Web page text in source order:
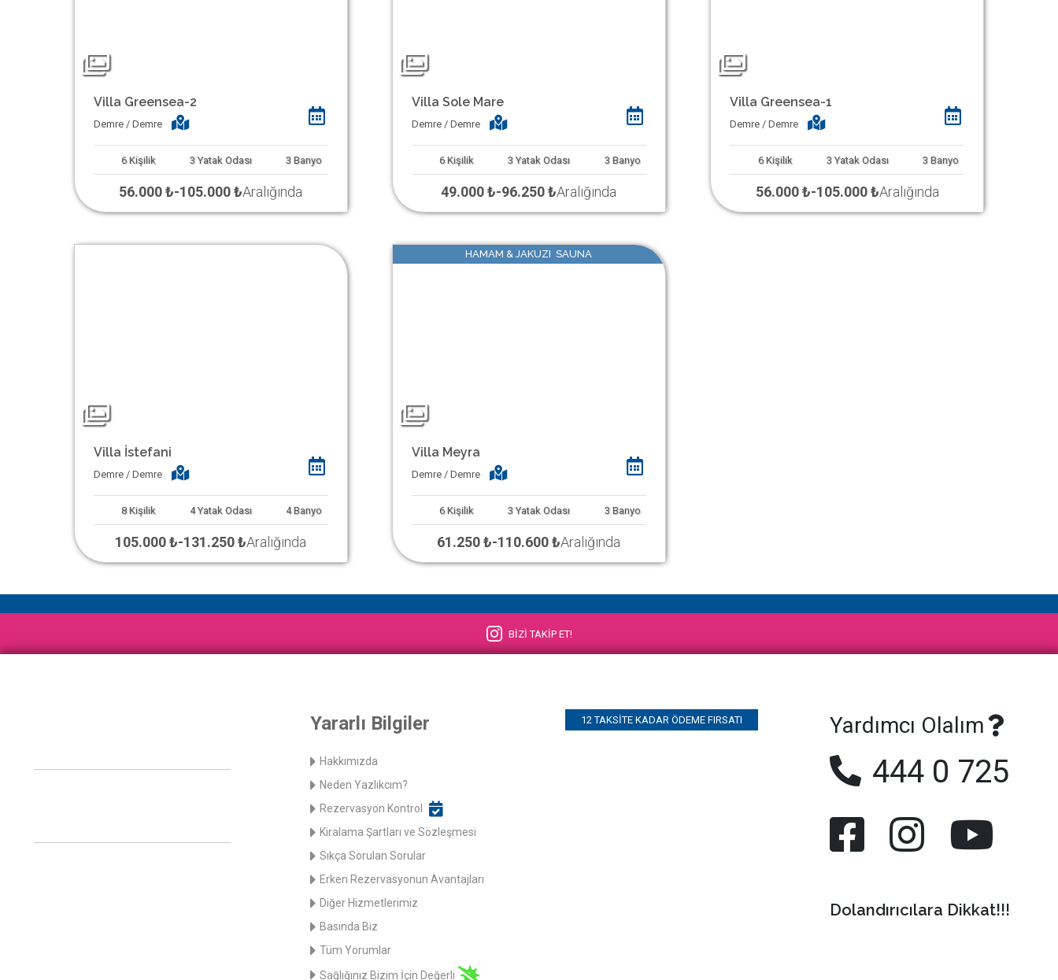
Villa Greensea-2
Demre / Demre
6 Kişilik 3 Yatak Odası 3 Banyo
56.000 ₺-105.000 ₺Aralığında
Villa Sole Mare
Demre / Demre
6 Kişilik 3 Yatak Odası 3 Banyo
49.000 ₺-96.250 ₺Aralığında
Villa Greensea-1
Demre / Demre
6 Kişilik 3 Yatak Odası 3 Banyo
56.000 ₺-105.000 ₺Aralığında
Villa İstefani
Demre / Demre
8 Kişilik 4 Yatak Odası 4 Banyo
105.000 ₺-131.250 ₺Aralığında
HAMAM & JAKUZI SAUNA
Villa Meyra
Demre / Demre
6 Kişilik 3 Yatak Odası 3 Banyo
61.250 ₺-110.600 ₺Aralığında
BİZİ TAKİP ET!
Yararlı Bilgiler
Hakkımızda
Neden Yazlıkcım?
Rezervasyon Kontrol
Kiralama Şartları ve Sözleşmesi
Sıkça Sorulan Sorular
Erken Rezervasyonun Avantajları
Diğer Hizmetlerimiz
Basında Biz
Tüm Yorumlar
Sağlığınız Bizim İçin Değerli
12 TAKSITE KADAR ÖDEME FIRSATI Yardımcı Olalım
444 0 725
Dolandırıcılara Dikkat!!!